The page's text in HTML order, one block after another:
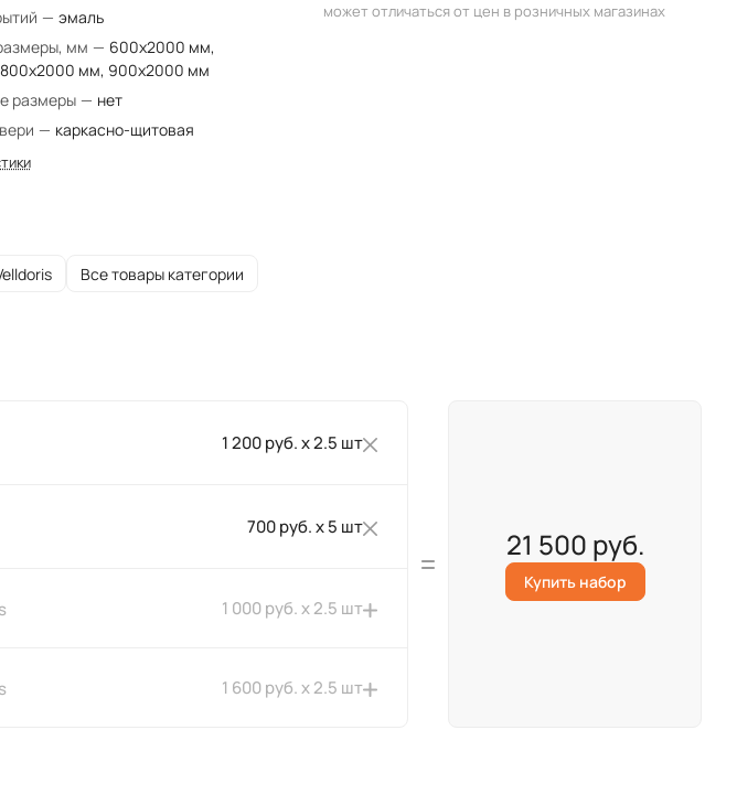
— эмаль
мм — 600x2000 мм,
мм, 900x2000 мм
размеры — нет
— каркасно-щитовая
Все товары категории
может отличаться от цен в розничных магазинах
1 200 руб. x 2.5 шт
700 руб. x 5 шт
1 000 руб. x 2.5 шт
1 600 руб. x 2.5 шт
21 500 руб.
Купить набор